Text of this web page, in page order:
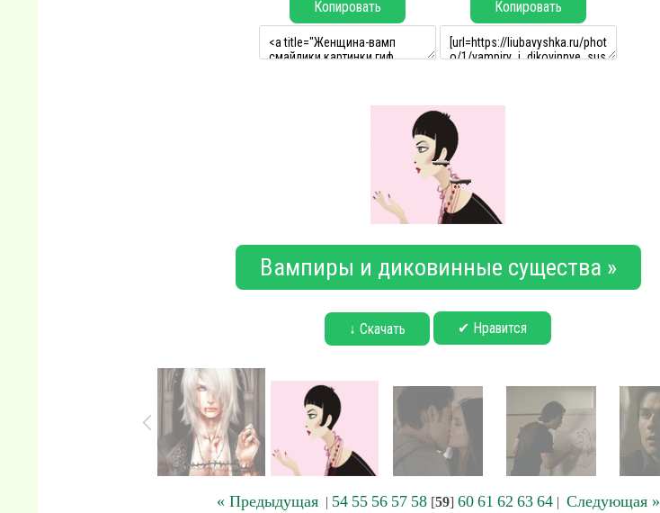
Копировать Копировать
Вампиры и диковинные существа »
↓ Скачать ✔ Нравится
« Предыдущая| 54 55 56 57 58[59] 60 61 62 63 64| Следующая »